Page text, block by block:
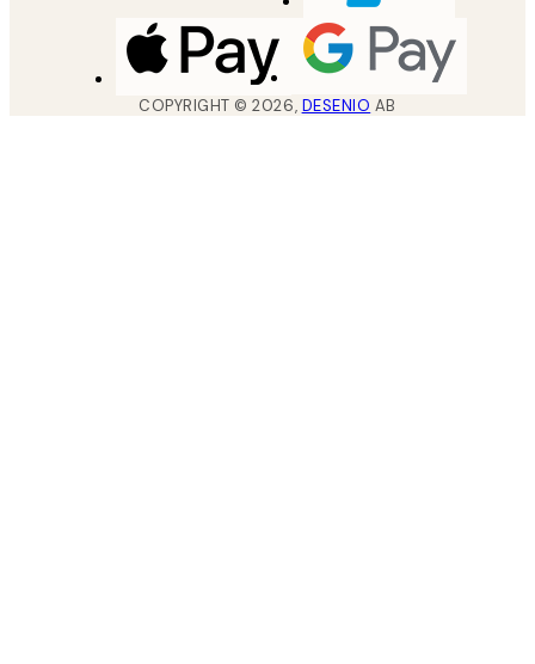
COPYRIGHT ©2026, DESENIO AB